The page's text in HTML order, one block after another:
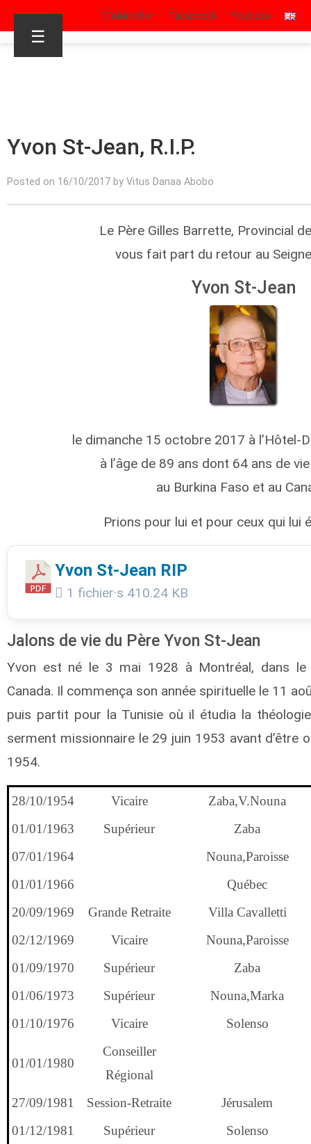
S’identifier Facebook Youtube
☰
Yvon St-Jean, R.I.P.
Posted on 16/10/2017 by Vitus Danaa Abobo
Le Père Gilles Barrette, Provincial
vous fait part du retour au
Yvon St-Jean
le dimanche 15 octobre 2017 à l’Hôtel-
à l’âge de 89 ans dont 64 ans de
au Burkina Faso et au
Prions pour lui et pour ceux qui lui
Yvon St-Jean RIP
1 fichier·s 410.24 KB
Jalons de vie du Père Yvon St-Jean
Yvon est né le 3 mai 1928 à Montréal, dans
Canada. Il commença son année spirituelle le 11
puis partit pour la Tunisie où il étudia la
serment missionnaire le 29 juin 1953 avant d’être
1954.
28/10/1954 Vicaire
Zaba,V.Nouna
01/01/1963
Supérieur
Zaba
07/01/1964
Nouna,Paroisse
01/01/1966
Québec
20/09/1969
Grande Retraite
Villa Cavalletti
02/12/1969
Vicaire
Nouna,Paroisse
01/09/1970
Supérieur
Zaba
01/06/1973
Supérieur
Nouna,Marka
01/10/1976
Vicaire Solenso
01/01/1980
Conseiller
Régional
27/09/1981
Session-Retraite
Jérusalem
01/12/1981
Supérieur
Solenso